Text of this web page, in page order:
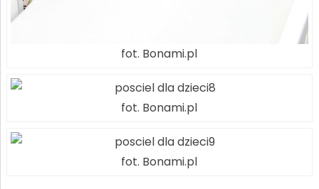
fot. Bonami.pl
fot. Bonami.pl
fot. Bonami.pl